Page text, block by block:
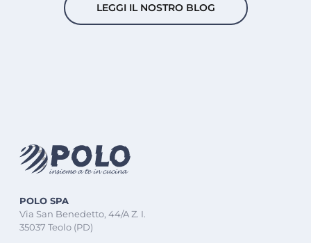
LEGGI IL NOSTRO BLOG
POLO SPA
Via San Benedetto, 44/A Z. I.
35037 Teolo (PD)